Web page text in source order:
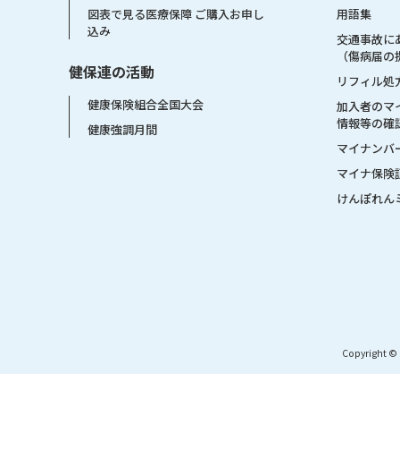
図表で見る医療保障 ご購入お申し
込み
健保連の活動
健康保険組合全国大会
健康強調月間
用語集
交通事故に
（傷病届
リフィル処
加入者のマ
情報等の確
マイナンバ
マイナ保険
けんぽれん
Copyright ©